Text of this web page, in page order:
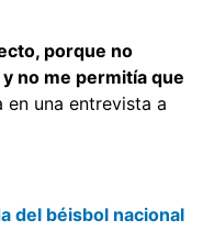
porque no
no me permitía que
en una entrevista a
del béisbol nacional